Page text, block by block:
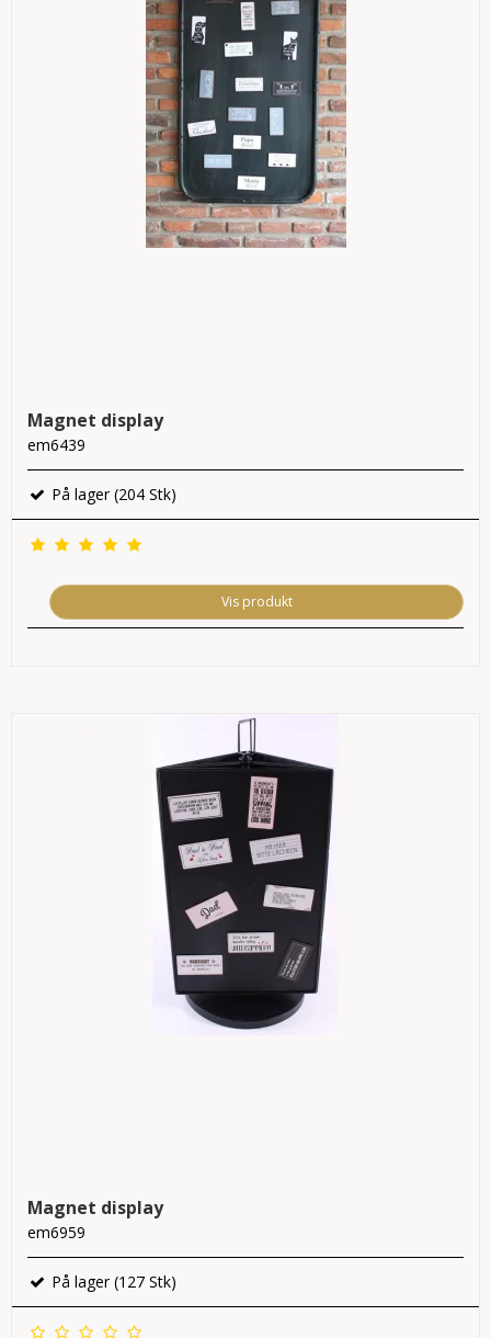
Magnet display
em6439
På lager (204 Stk)
Vis produkt
Magnet display
em6959
På lager (127 Stk)